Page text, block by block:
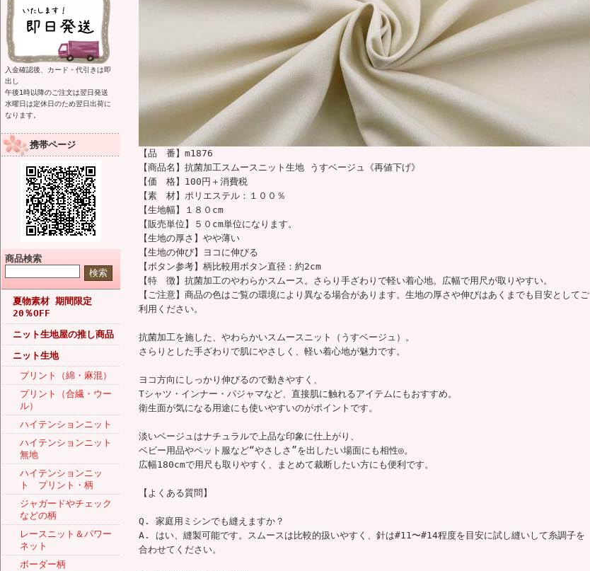
入金確認後、カード・代引きは即
出し
午後1時以降のご注文は翌日発送
水曜日は定休日のため翌日出荷に
なります。
携帯ページ
商品検索
夏物素材 期間限定
20％OFF
ニット生地屋の推し商品
ニット生地
プリント（綿・麻混）
プリント（合繊・ウー
ル）
ハイテンションニット
ハイテンションニット
無地
ハイテンションニッ
ト プリント・柄
ジャガードやチェック
などの柄
レースニット＆パワー
ネット
ボーダー柄
【品 番】m1876
【商品名】抗菌加工スムースニット生地 うすベージュ《再値下げ》
【価 格】100円＋消費税
【素 材】ポリエステル：１００％
【生地幅】１８０cm
【販売単位】５０cm単位になります。
【生地の厚さ】やや薄い
【生地の伸び】ヨコに伸びる
【ボタン参考】柄比較用ボタン直径：約2cm
【特 徴】抗菌加工のやわらかスムース。さらり手ざわりで軽い着心地。広幅で用尺が取りやすい。
【ご注意】商品の色はご覧の環境により異なる場合があります。生地の厚さや伸びはあくまでも目安としてご
利用ください。
抗菌加工を施した、やわらかいスムースニット（うすベージュ）。
さらりとした手ざわりで肌にやさしく、軽い着心地が魅力です。
ヨコ方向にしっかり伸びるので動きやすく、
Tシャツ・インナー・パジャマなど、直接肌に触れるアイテムにもおすすめ。
衛生面が気になる用途にも使いやすいのがポイントです。
淡いベージュはナチュラルで上品な印象に仕上がり、
ベビー用品やペット服など“やさしさ”を出したい場面にも相性◎。
広幅180cmで用尺も取りやすく、まとめて裁断したい方にも便利です。
【よくある質問】
Q. 家庭用ミシンでも縫えますか？
A. はい、縫製可能です。スムースは比較的扱いやすく、針は#11〜#14程度を目安に試し縫いして糸調子を
合わせてください。